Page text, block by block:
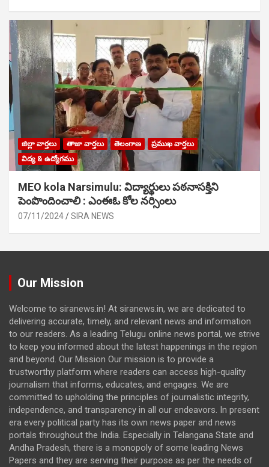
జిల్లా వార్తలు తాజా వార్తలు తెలంగాణ
ప్రముఖ వార్తలు
విద్య & ఉద్యోగము
MEO kola Narsimulu: విద్యార్థులు పఠ‌నాసక్తిని
పెంపొందించాలి : ఎంఈఓ కోల నర్సింలు
07/11/2024 SIRA NEWS
Our Mission
Welcome to siranews.in! At siranews.in, we are dedicated to
delivering accurate, timely, and relevant news and information
to our readers. As a leading Telugu online news portal, we strive
to keep you informed about the latest happenings in the region
and beyond. Our Mission Our mission is to provide a
trustworthy platform where readers can access high-quality
journalism that informs, educates, and engages. We are
committed to upholding the principles of journalistic integrity,
independence, and transparency in all our endeavors. In present
era every political party has its own news paper and news
portals throughout the India. Especially in Telangana State and
Andha Pradesh, there is a monopoly of some leading News
Papers and they are serving their purpose as per the needs of